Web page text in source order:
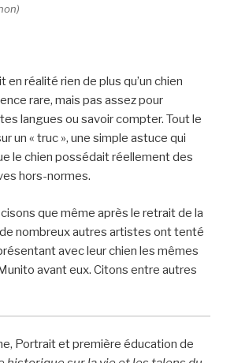
en réalité rien de plus qu’un chien
rare, mais pas assez pour
langues ou savoir compter. Tout le
un « truc », une simple astuce qui
le chien possédait réellement des
hors-normes.
que même après le retrait de la
nombreux autres artistes ont tenté
avec leur chien les mêmes
avant eux. Citons entre autres
Portrait et première éducation de